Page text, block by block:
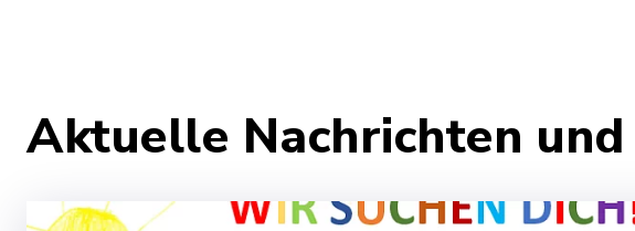
Aktuelle Nachrichten